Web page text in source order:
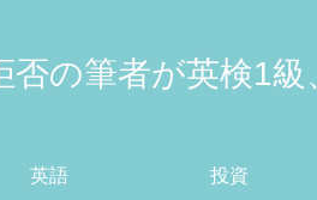
否の筆者が英検1
英語 投資